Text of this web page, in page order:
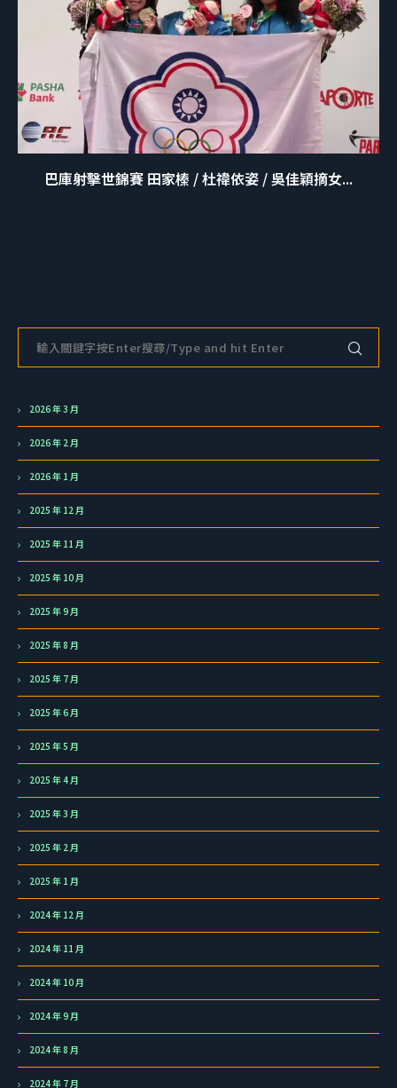
巴庫射擊世錦賽 田家榛 / 杜禕依姿 / 吳佳穎摘女...
2026 年 3 月
2026 年 2 月
2026 年 1 月
2025 年 12 月
2025 年 11 月
2025 年 10 月
2025 年 9 月
2025 年 8 月
2025 年 7 月
2025 年 6 月
2025 年 5 月
2025 年 4 月
2025 年 3 月
2025 年 2 月
2025 年 1 月
2024 年 12 月
2024 年 11 月
2024 年 10 月
2024 年 9 月
2024 年 8 月
2024 年 7 月